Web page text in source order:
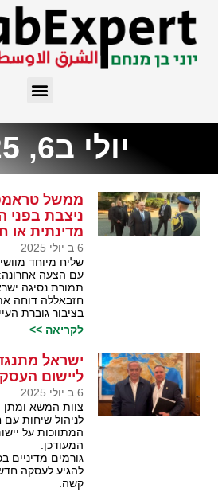
יולי ב6, 2025
ממשל טראמפ
ניצבת בפני
מדינתית או
6 ב יולי 2025
שליח מיוחד
עם הצעה
תמורת נסיגה
חזבאללה דוחה
בציבור גוברת
לקריאה >>
ישראל
ליישום
6 ב יולי 2025
צוות המשא ומתן
לניהול שיחות
המתווכות על
המעודכן.
גורמים מדיניים
להגיע לעסקה
קשה.